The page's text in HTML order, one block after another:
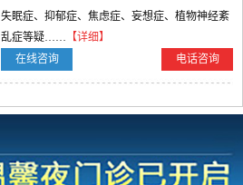
失眠症、抑郁症、焦虑症、妄想症、植物神经紊
乱症等疑……
【详细】
在线咨询
电话咨询